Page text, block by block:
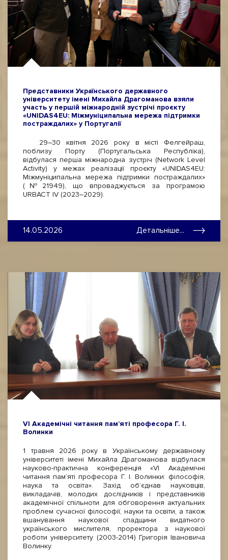
Представники Українського державного
університету імені Михайла Драгоманова взяли
участь у першій міжнародній зустрічі проєкту
«UNIDAS4EU: Міжмуніципальна мережа підтримки
постраждалих» у Португалії
29–30 квітня 2026 року в місті Фелгейраш,
поблизу Порту (Португальська Республіка),
відбулася перша міжнародна зустріч (Network Level
Activity) у межах реалізації проєкту «UNIDAS4EU:
Міжмуніципальна мережа підтримки постраждалих»
(№21949), що впроваджується за програмою
URBACT IV (2023–2029).
14.05.2026 Детальніше...
VI Академічні читання пам’яті професора Г. І.
Волинки
1 травня 2026 року в Українському державному
університеті імені Михайла Драгоманова відбулася
науково-практична конференція «VI Академічні
читання пам’яті професора Г. І. Волинки: філософія,
наука та освіта». Захід об’єднав науковців,
викладачів, молодих дослідників і представників
академічної спільноти для обговорення актуальних
проблем сучасної філософії, науки та освіти, а також
вшанування наукової спадщини видатного
українського мислителя, проректора з наукової
роботи університету (2003-2014) Григорія Івановича
Волинку.